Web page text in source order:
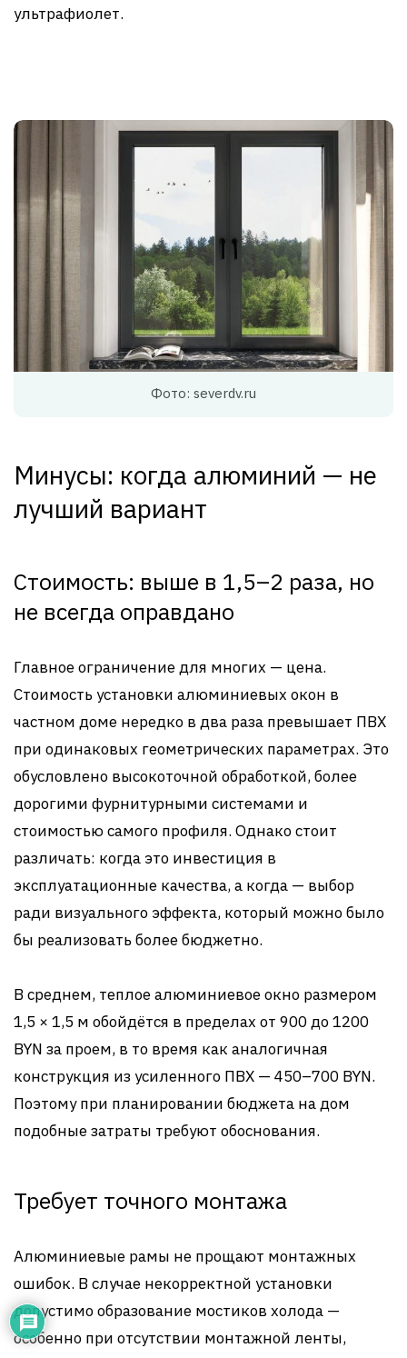
ультрафиолет.
Фото: severdv.ru
Минусы: когда алюминий — не
лучший вариант
Стоимость: выше в 1,5–2 раза, но
не всегда оправдано
Главное ограничение для многих — цена.
Стоимость установки алюминиевых окон в
частном доме нередко в два раза превышает ПВХ
при одинаковых геометрических параметрах. Это
обусловлено высокоточной обработкой, более
дорогими фурнитурными системами и
стоимостью самого профиля. Однако стоит
различать: когда это инвестиция в
эксплуатационные качества, а когда — выбор
ради визуального эффекта, который можно было
бы реализовать более бюджетно.
В среднем, теплое алюминиевое окно размером
1,5 × 1,5 м обойдётся в пределах от 900 до 1200
BYN за проем, в то время как аналогичная
конструкция из усиленного ПВХ — 450–700 BYN.
Поэтому при планировании бюджета на дом
подобные затраты требуют обоснования.
Требует точного монтажа
Алюминиевые рамы не прощают монтажных
ошибок. В случае некорректной установки
допустимо образование мостиков холода —
особенно при отсутствии монтажной ленты,